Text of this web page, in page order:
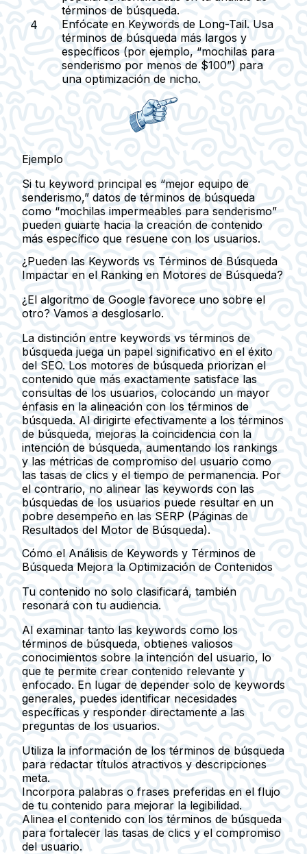
términos de búsqueda.
Enfócate en Keywords de Long-Tail. Usa
términos de búsqueda más largos y
específicos (por ejemplo, “mochilas para
senderismo por menos de $100”) para
una optimización de nicho.
Ejemplo
Si tu keyword principal es “mejor equipo de
senderismo,” datos de términos de búsqueda
como “mochilas impermeables para senderismo”
pueden guiarte hacia la creación de contenido
más específico que resuene con los usuarios.
¿Pueden las Keywords vs Términos de Búsqueda
Impactar en el Ranking en Motores de Búsqueda?
¿El algoritmo de Google favorece uno sobre el
otro? Vamos a desglosarlo.
La distinción entre keywords vs términos de
búsqueda juega un papel significativo en el éxito
del SEO. Los motores de búsqueda priorizan el
contenido que más exactamente satisface las
consultas de los usuarios, colocando un mayor
énfasis en la alineación con los términos de
búsqueda. Al dirigirte efectivamente a los términos
de búsqueda, mejoras la coincidencia con la
intención de búsqueda, aumentando los rankings
y las métricas de compromiso del usuario como
las tasas de clics y el tiempo de permanencia. Por
el contrario, no alinear las keywords con las
búsquedas de los usuarios puede resultar en un
pobre desempeño en las SERP (Páginas de
Resultados del Motor de Búsqueda).
Cómo el Análisis de Keywords y Términos de
Búsqueda Mejora la Optimización de Contenidos
Tu contenido no solo clasificará, también
resonará con tu audiencia.
Al examinar tanto las keywords como los
términos de búsqueda, obtienes valiosos
conocimientos sobre la intención del usuario, lo
que te permite crear contenido relevante y
enfocado. En lugar de depender solo de keywords
generales, puedes identificar necesidades
específicas y responder directamente a las
preguntas de los usuarios.
Utiliza la información de los términos de búsqueda
para redactar títulos atractivos y descripciones
meta.
Incorpora palabras o frases preferidas en el flujo
de tu contenido para mejorar la legibilidad.
Alinea el contenido con los términos de búsqueda
para fortalecer las tasas de clics y el compromiso
del usuario.